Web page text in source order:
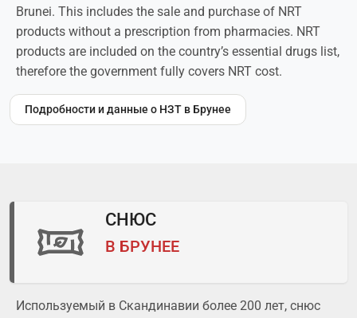
Brunei. This includes the sale and purchase of NRT
products without a prescription from pharmacies. NRT
products are included on the country’s essential drugs list,
therefore the government fully covers NRT cost.
Подробности и данные о НЗТ в Брунее
СНЮС
В БРУНЕЕ
Используемый в Скандинавии более 200 лет, снюс